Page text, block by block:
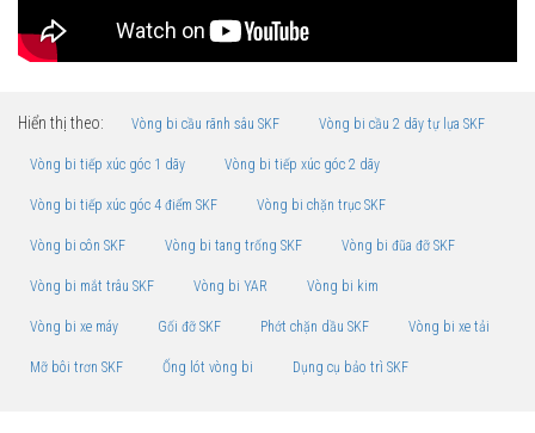
Hiển thị theo: Vòng bi cầu rãnh sâu SKF Vòng bi cầu 2 dãy tự lựa SKF
Vòng bi tiếp xúc góc 1 dãy Vòng bi tiếp xúc góc 2 dãy
Vòng bi tiếp xúc góc 4 điểm SKF Vòng bi chặn trục SKF
Vòng bi côn SKF Vòng bi tang trống SKF Vòng bi đũa đỡ SKF
Vòng bi mắt trâu SKF Vòng bi YAR Vòng bi kim
Vòng bi xe máy Gối đỡ SKF Phớt chặn dầu SKF Vòng bi xe tải
Mỡ bôi trơn SKF Ống lót vòng bi Dụng cụ bảo trì SKF